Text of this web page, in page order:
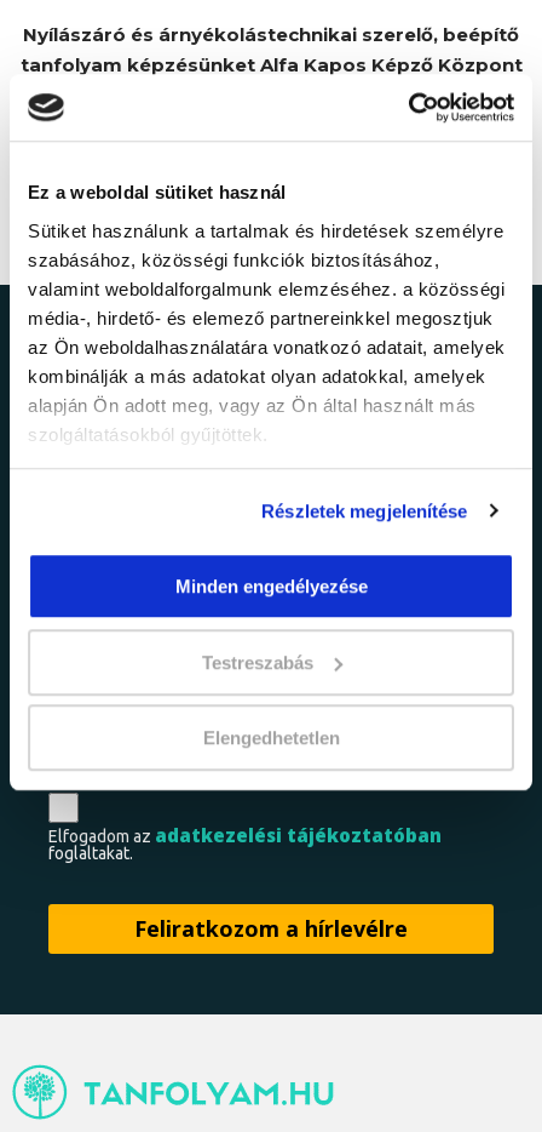
Ez a weboldal sütiket használ
Sütiket használunk a tartalmak és hirdetések személyre
szabásához, közösségi funkciók biztosításához,
valamint weboldalforgalmunk elemzéséhez. a közösségi
média-, hirdető- és elemező partnereinkkel megosztjuk
az Ön weboldalhasználatára vonatkozó adatait, amelyek
kombinálják a más adatokat olyan adatokkal, amelyek
alapján Ön adott meg, vagy az Ön által használt más
szolgáltatásokból gyűjtöttek.
Részletek megjelenítése
Minden engedélyezése
Testreszabás
Elengedhetetlen
Nyílászáró és árnyékolástechnikai szerelő, beépítő
tanfolyam képzésünket Alfa Kapos Képző Központ
Ne maradj le a
legfrissebb
információkról!
promócióinkról.
Elfogadom az adatkezelési tájékoztatóban
foglaltakat.